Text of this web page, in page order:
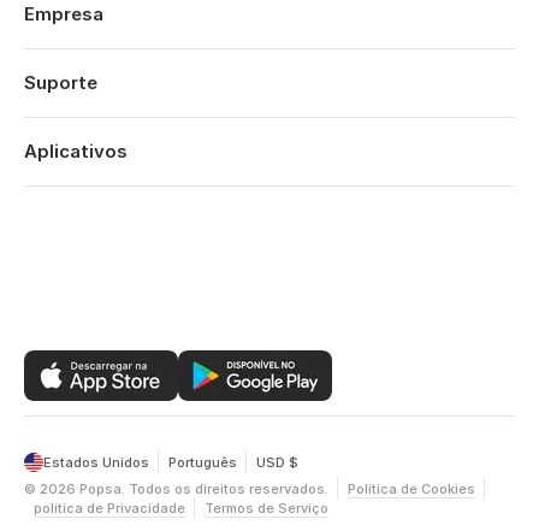
Casamentos
Aniversários
Sao Valentim
Empresa
Sobre
Características
Affiliates
Suporte
Iniciar sessão
Histórico de encomendas
Aplicativos
Popsa para iOS
Estados Unidos Português
USD $
© 2026 Popsa. Todos os direitos reservados.
Política de Cookies
política de Privacidade
Termos de Serviço